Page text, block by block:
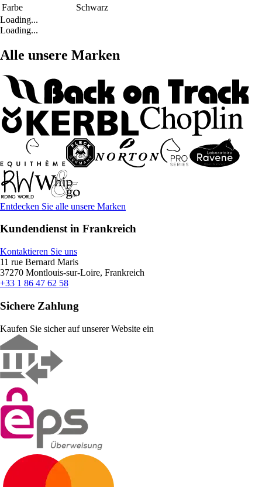
Farbe
Schwarz
Loading...
Loading...
Alle unsere Marken
Entdecken Sie alle unsere Marken
Kundendienst in Frankreich
Kontaktieren Sie uns
11 rue Bernard Maris
37270 Montlouis-sur-Loire, Frankreich
+33 1 86 47 62 58
Sichere Zahlung
Kaufen Sie sicher auf unserer Website ein